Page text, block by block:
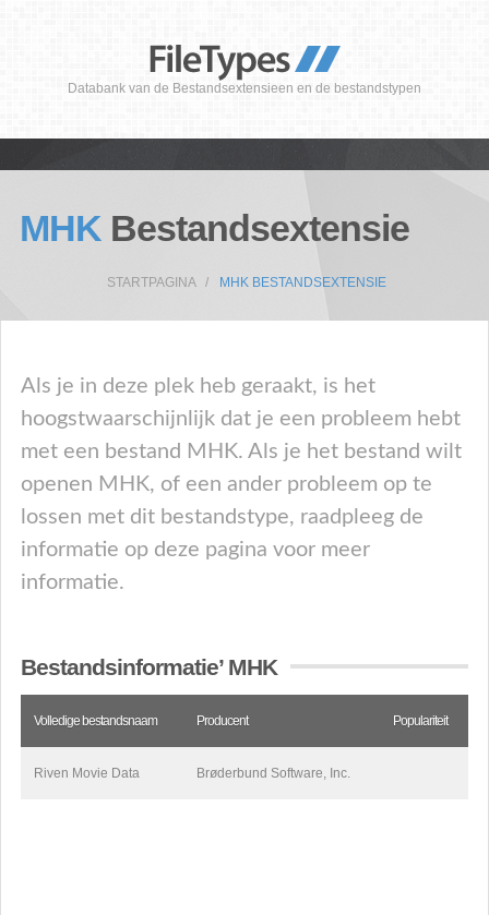
Databank van de Bestandsextensieen en de bestandstypen
MHK Bestandsextensie
STARTPAGINA MHK BESTANDSEXTENSIE
Als je in deze plek heb geraakt, is het
hoogstwaarschijnlijk dat je een probleem hebt
met een bestand MHK. Als je het bestand wilt
openen MHK, of een ander probleem op te
lossen met dit bestandstype, raadpleeg de
informatie op deze pagina voor meer
informatie.
Bestandsinformatie’ MHK
Volledige bestandsnaam Producent Populariteit
Riven Movie Data Brøderbund Software, Inc.